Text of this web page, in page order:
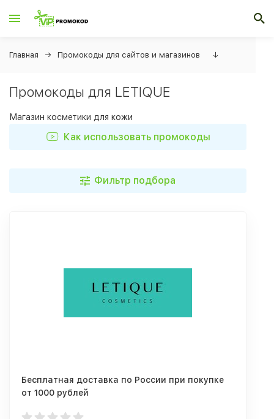
Главная Промокоды для сайтов и магазинов ↓
Промокоды для LETIQUE
Магазин косметики для кожи
Как использовать промокоды
Фильтр подбора
Бесплатная доставка по России при покупке
от 1000 рублей